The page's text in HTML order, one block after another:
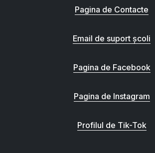
Pagina de Contacte
Email de suport școli
Pagina de Facebook
Pagina de Instagram
Profilul de Tik-Tok